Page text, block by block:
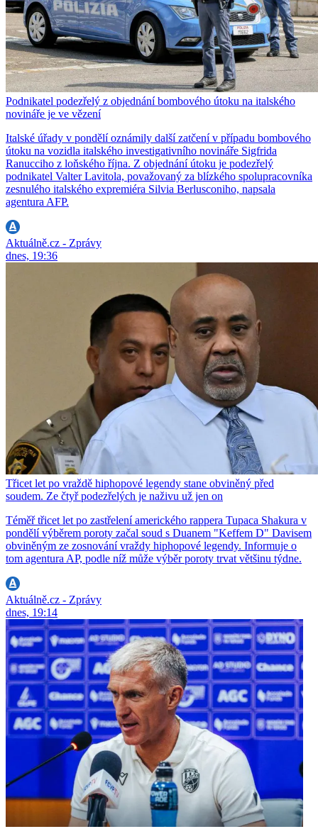
Podnikatel podezřelý z objednání bombového útoku na italského
novináře je ve vězení
Italské úřady v pondělí oznámily další zatčení v případu bombového
útoku na vozidla italského investigativního novináře Sigfrida
Ranucciho z loňského října. Z objednání útoku je podezřelý
podnikatel Valter Lavitola, považovaný za blízkého spolupracovníka
zesnulého italského expremiéra Silvia Berlusconiho, napsala
agentura AFP.
Aktuálně.cz - Zprávy
dnes, 19:36
Třicet let po vraždě hiphopové legendy stane obviněný před
soudem. Ze čtyř podezřelých je naživu už jen on
Téměř třicet let po zastřelení amerického rappera Tupaca Shakura v
pondělí výběrem poroty začal soud s Duanem "Keffem D" Davisem
obviněným ze zosnování vraždy hiphopové legendy. Informuje o
tom agentura AP, podle níž může výběr poroty trvat většinu týdne.
Aktuálně.cz - Zprávy
dnes, 19:14